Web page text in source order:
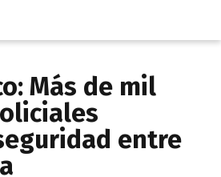
Más de mil
entre